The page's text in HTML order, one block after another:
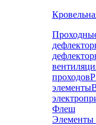
проходов
элементы
Флеш
Элементы